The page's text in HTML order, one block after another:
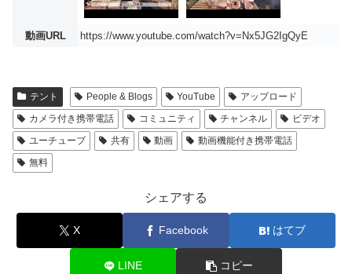
動画URL https://www.youtube.com/watch?v=Nx5JG2IgQyE
テント People & Blogs YouTube
アップロード
カメラ付き携帯電話
コミュニティ チャンネル
ビデオ
ユーチューブ
共有 動画
動画機能付き携帯電話
無料
シェアする
X Facebook はてブ
LINE コピー